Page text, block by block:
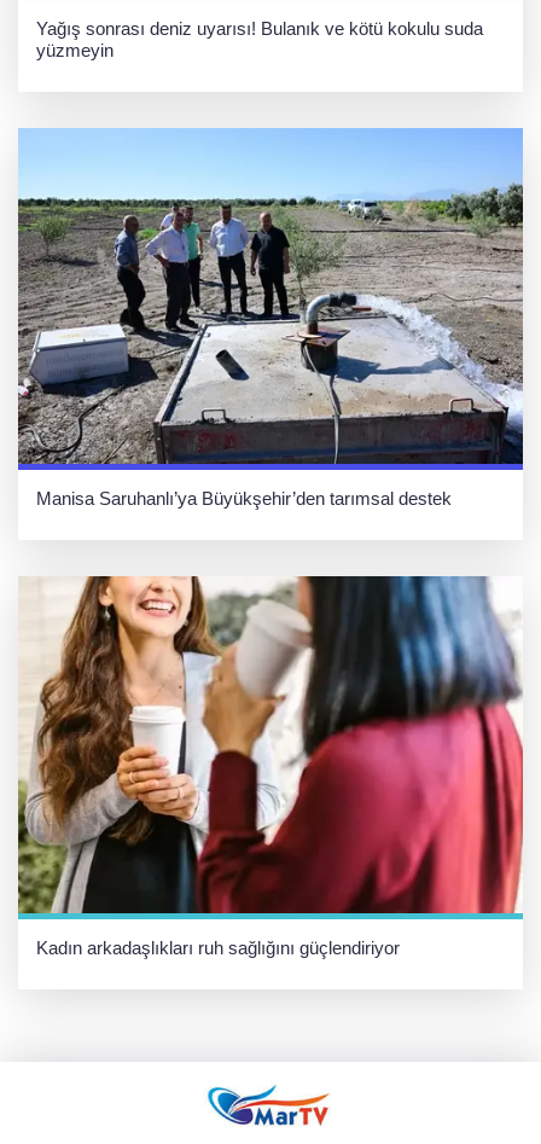
Yağış sonrası deniz uyarısı! Bulanık ve kötü kokulu suda
yüzmeyin
Manisa Saruhanlı’ya Büyükşehir’den tarımsal destek
Kadın arkadaşlıkları ruh sağlığını güçlendiriyor